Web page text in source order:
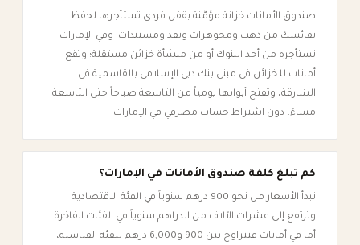
صندوق الأمانات خزانة مؤمَّنة بقفل فردي تستأجرها لحفظ
نفائسك من ذهب ومجوهرات ونقد ومستندات. وفي الإمارات
تستأجره من أحد البنوك أو من منشأة خزائن مستقلة؛ وتقع
أمانات للخزائن في مبنى بنك دبي الإسلامي بالقاسمية في
الشارقة، وتفتح أبوابها يومياً من التاسعة صباحاً حتى التاسعة
مساءً، دون اشتراط حساب مصرفي في الإمارات.
كم تبلغ كلفة صندوق الأمانات في الإمارات؟
تبدأ الأسعار من نحو 900 درهم سنوياً في الفئة الاقتصادية
وترتفع إلى عشرات الآلاف من الدراهم سنوياً في الفئات الفاخرة.
أما في أمانات فتتراوح بين 900 و6,000 درهم للفئة القياسية،